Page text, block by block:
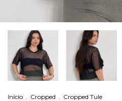
Início . Cropped . Cropped Tule